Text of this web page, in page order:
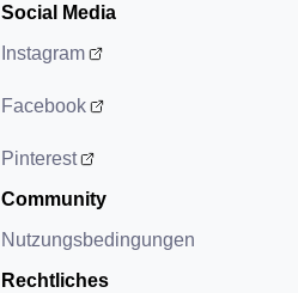
Social Media
Instagram
Facebook
Pinterest
Community
Nutzungsbedingungen
Rechtliches